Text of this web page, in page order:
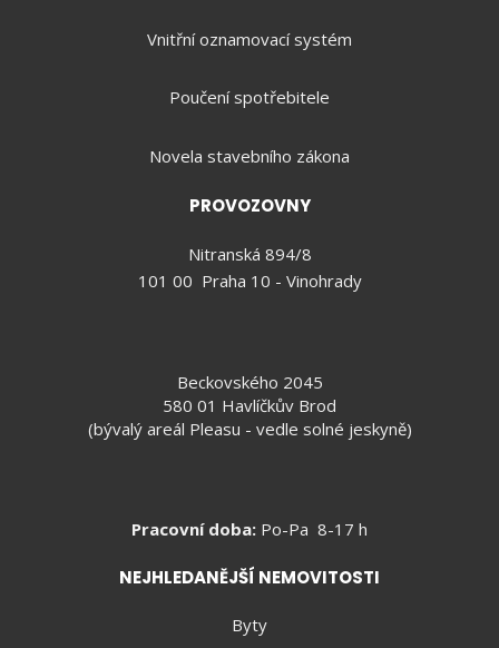
Vnitřní oznamovací systém
Poučení spotřebitele
Novela stavebního zákona
PROVOZOVNY
Nitranská 894/8
101 00 Praha 10 - Vinohrady
Beckovského 2045
580 01 Havlíčkův Brod
(bývalý areál Pleasu - vedle solné jeskyně)
Pracovní doba: Po-Pa 8-17 h
NEJHLEDANĚJŠÍ NEMOVITOSTI
Byty